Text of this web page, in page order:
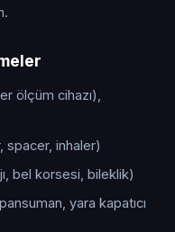
ölçüm cihazı),
spacer, inhaler)
bel korsesi, bileklik)
yara kapatıcı